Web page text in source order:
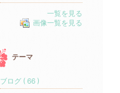
一覧を見る
画像一覧を見る
テーマ
ブログ ( 66 )